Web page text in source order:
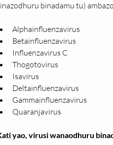
binadamu tu)
Alphainfluenzavirus
Betainfluenzavirus
Influenzavirus C
Thogotovirus
Isavirus
Deltainfluenzavirus
Gammainfluenzavirus
Quaranjavirus
yao, virusi wanaodhuru